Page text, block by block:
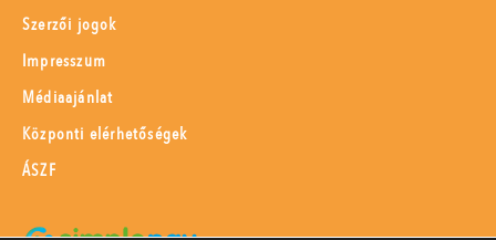
Szerzői jogok
Impresszum
Médiaajánlat
Központi elérhetőségek
ÁSZF